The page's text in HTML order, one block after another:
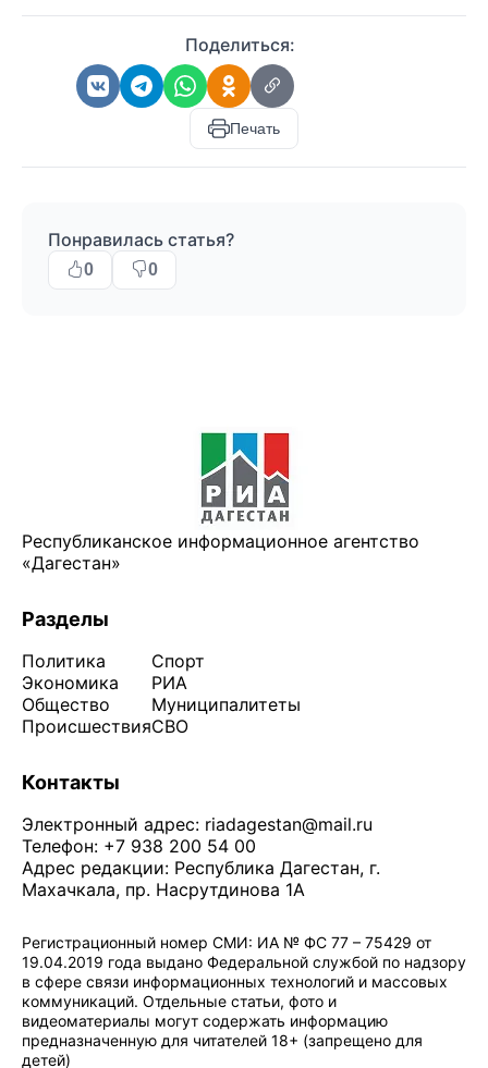
Поделиться:
Печать
Понравилась статья?
0 0
Республиканское информационное агентство
«Дагестан»
Разделы
Политика
Экономика
Общество
Происшествия
Спорт
РИА
Муниципалитеты
СВО
Контакты
Электронный адрес: riadagestan@mail.ru
Телефон: +7 938 200 54 00
Адрес редакции: Республика Дагестан, г.
Махачкала, пр. Насрутдинова 1А
Регистрационный номер СМИ: ИА № ФС 77 – 75429 от
19.04.2019 года выдано Федеральной службой по надзору
в сфере связи информационных технологий и массовых
коммуникаций. Отдельные статьи, фото и
видеоматериалы могут содержать информацию
предназначенную для читателей 18+ (запрещено для
детей)